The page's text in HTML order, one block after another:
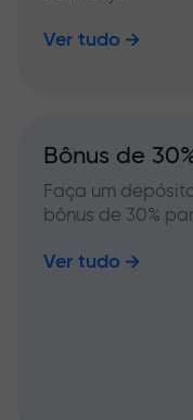
Ver tudo
Bônus de
Faça um
bônus de 30%
Ver tudo